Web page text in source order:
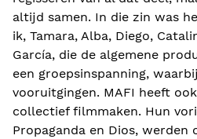
altijd samen. In die zin was
ik, Tamara, Alba, Diego,
García, die de algemene
een groepsinspanning,
vooruitgingen. MAFI heeft
collectief filmmaken. Hun
Propaganda en Dios,